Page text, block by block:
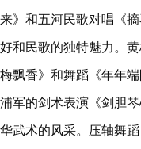
》和五河民歌对唱《
和民歌的独特魅力。
飘香》和舞蹈《年年
军的剑术表演《剑胆
武术的风采。压轴舞